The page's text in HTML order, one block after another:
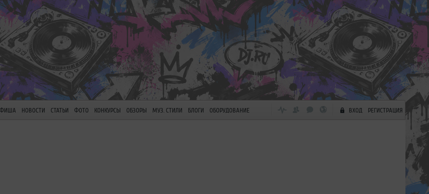
НОВОСТИ СТАТЬИ ФОТО КОНКУРСЫ ОБЗОРЫ МУЗ. СТИЛИ БЛОГИ ОБОРУДОВАНИЕ ВХОД РЕГИСТРАЦИЯ